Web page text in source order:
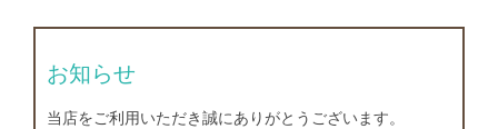
店舗情報
お問い合わせ
お知らせ
当店をご利用いただき誠にありがとうございます。